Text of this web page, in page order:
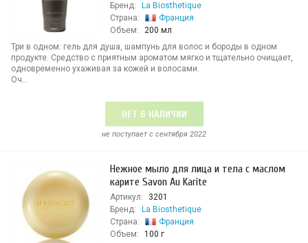
Бренд:
La Biosthetique
Страна:
Франция
Объем:
200 мл
Три в одном: гель для душа, шампунь для волос и бороды в одном
продукте. Средство с приятным ароматом мягко и тщательно очищает,
одновременно ухаживая за кожей и волосами.
Оч...
НЕТ В НАЛИЧИИ
не поступает c сентября 2022
Нежное мыло для лица и тела с маслом
карите Savon Au Karite
Артикул:
3201
Бренд:
La Biosthetique
Страна:
Франция
Объем:
100 г